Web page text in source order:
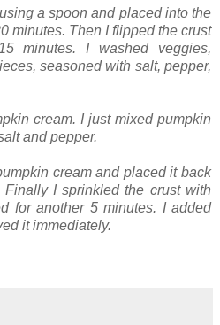
a spoon and placed into the
minutes. Then I flipped the crust
minutes. I washed veggies,
seasoned with salt, pepper,
cream. I just mixed pumpkin
and pepper.
cream and placed it back
I sprinkled the crust with
for another 5 minutes. I added
it immediately.